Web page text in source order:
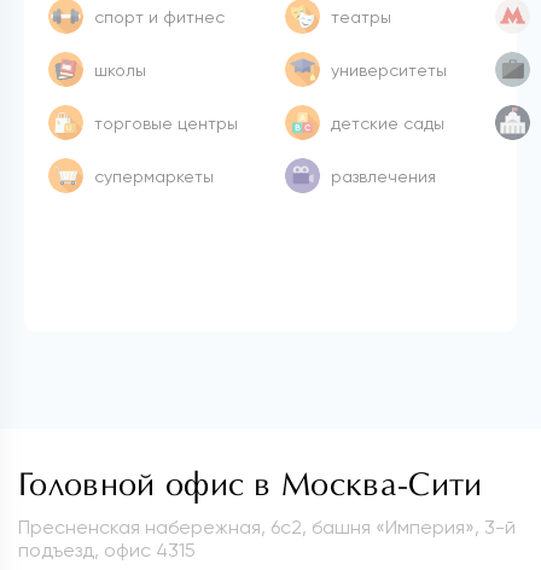
спорт и фитнес
школы
торговые центры
супермаркеты
театры
университеты
детские сады
развлечения
Головной офис в Москва-Сити
Пресненская набережная, 6с2, башня «Империя», 3-й
подъезд, офис 4315